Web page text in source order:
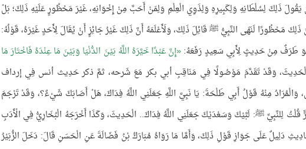
ذَلِكَ لِسُلْطَانِهِ وَلِكَبِيرِهِ وَلِذَوِي الْعِلْمِ وَلِمَنْ أَحَبَّ مِنْ إِخْوَانِهِ، غَيْرَ مَحْظُورٍ عَلَيْهِ ذَلِكَ؛ بَلْ
مَحْظُورًا لَنَهَى النَّبِيُّ ﷺ قَائِلَ ذَلِكَ، وَلَأَعْلَمَهُ أَنَّ ذَلِكَ غَيْرُ جَائِزٍ أَنْ يُقَالَ لِأَحَدٍ غَيْرَهُ، قَوْلُهُ:
هُوَ طَرَفٌ مِنْ حَدِيثٍ لِأَبِي سَعِيدٍ رَفَعَهُ: إِنَّ عَبْدًا خَيَّرَهُ اللَّهُ بَيْنَ الدُّنْيَا وَبَيْنَ مَا عِنْدَهُ فَاخْتَارَ مَا
الْحَدِيثَ، وَقَدْ تَقَدَّمَ مَوْصُولًا فِي مَنَاقِبِ أبي بكر مَعَ شَرحه، ثمَّ ذكر حَدِيث أنس فِي إرداف
مِنْهُ قَوْلُ أَبِي طَلْحَةَ: يَا نَبِيَّ اللَّهِ جَعَلَنِي اللَّهُ فِدَاكَ، هَلْ أَصَابَكَ شَيْءٌ؟، وَقَدْ تَرْجَمَ
لِلنَّبِيِّ ﷺ: لَبَّيْكَ وَسَعْدَيْكَ جَعَلَنِي اللَّهُ فِدَاكَ.. الْحَدِيثَ، وَكَذَا أَخْرَجَهُ الْبُخَارِيُّ فِي الْأَدَبِ
دَلِيلٌ عَلَى جَوَازِ قَوْلِ ذَلِكَ، وَأَمَّا مَا رَوَاهُ مُبَارَكُ بْنُ فَضَالَةَ عَنِ الْحَسَنِ قَالَ: دَخَلَ الزُّبَيْرُ